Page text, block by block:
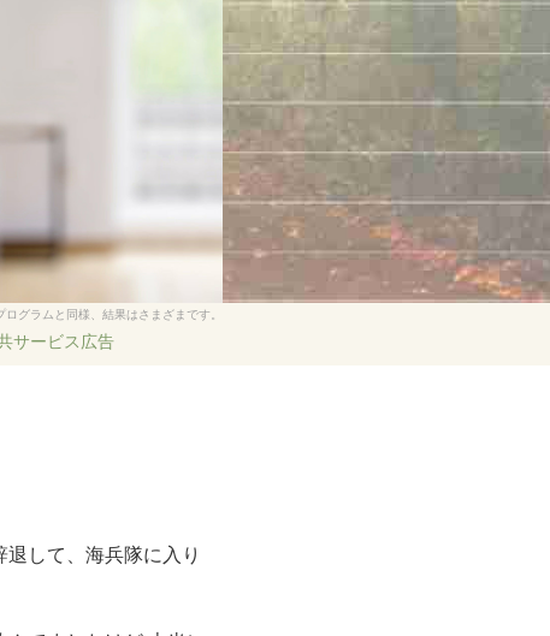
グラムと同様、結果はさまざまです。
サービス広告
して、海兵隊に入り